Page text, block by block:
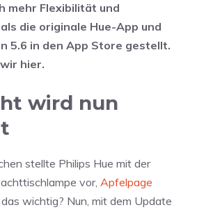
mehr Flexibilität und
die originale Hue-App und
5.6 in den App Store gestellt.
hier.
wird nun
stellte Philips Hue mit der
vor, Apfelpage
wichtig? Nun, mit dem Update